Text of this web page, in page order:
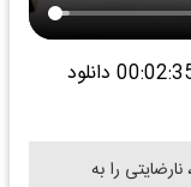
دانلود
را به